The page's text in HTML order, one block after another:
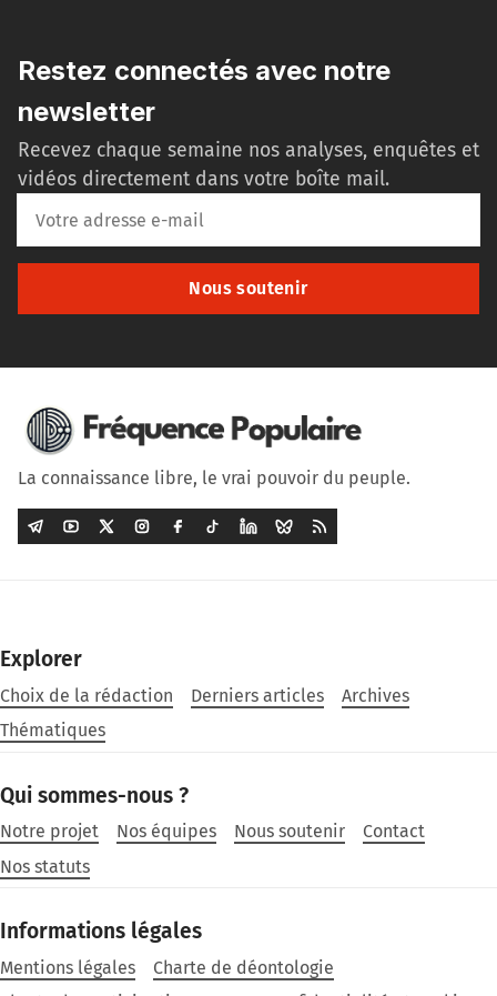
Restez connectés avec notre
newsletter
Recevez chaque semaine nos analyses, enquêtes et
vidéos directement dans votre boîte mail.
Nous soutenir
La connaissance libre, le vrai pouvoir du peuple.
Explorer
Choix de la rédaction Derniers articles
Archives
Thématiques
Qui sommes-nous ?
Notre projet Nos équipes Nous soutenir
Contact
Nos statuts
Informations légales
Mentions légales
Charte de déontologie